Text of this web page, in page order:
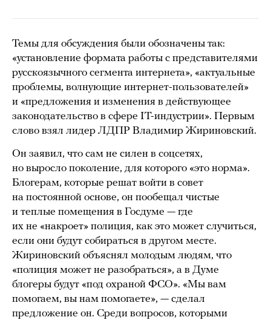
Темы для обсуждения были обозначены так:
«установление формата работы с представителями
русскоязычного сегмента интернета», «актуальные
проблемы, волнующие интернет-пользователей»
и «предложения и изменения в действующее
законодательство в сфере IT-индустрии». Первым
слово взял лидер ЛДПР Владимир Жириновский.
Он заявил, что сам не силен в соцсетях,
но выросло поколение, для которого «это норма».
Блогерам, которые решат войти в совет
на постоянной основе, он пообещал чистые
и теплые помещения в Госдуме — где
их не «накроет» полиция, как это может случиться,
если они будут собираться в другом месте.
Жириновский объяснял молодым людям, что
«полиция может не разобраться», а в Думе
блогеры будут «под охраной ФСО». «Мы вам
помогаем, вы нам помогаете», — сделал
предложение он. Среди вопросов, которыми